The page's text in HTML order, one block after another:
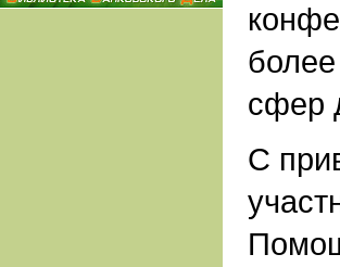
сфер
С